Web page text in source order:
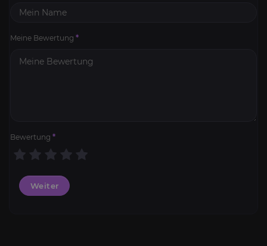
Meine Bewertung *
Bewertung *
Weiter